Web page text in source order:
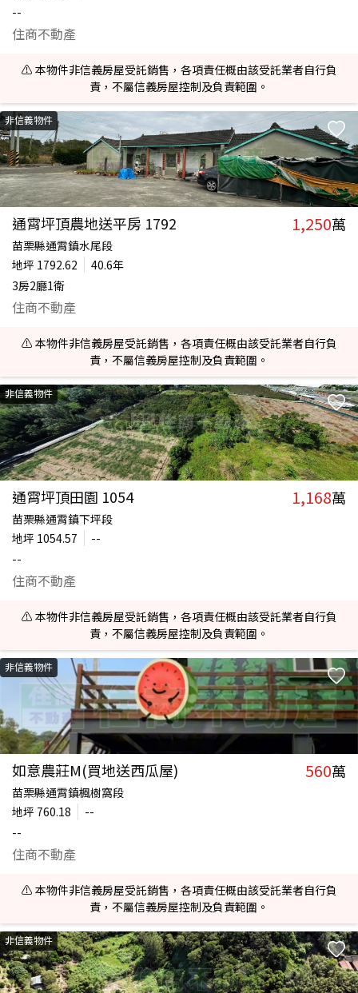
--
住商不動產
⚠️ 本物件非信義房屋受託銷售，各項責任概由該受託業者自行負
責，不屬信義房屋控制及負責範圍。
非信義物件
通霄坪頂農地送平房 1792 1,250萬
苗栗縣通霄鎮水尾段
地坪 1792.62
40.6年
3房2廳1衛
住商不動產
⚠️ 本物件非信義房屋受託銷售，各項責任概由該受託業者自行負
責，不屬信義房屋控制及負責範圍。
非信義物件
通霄坪頂田園 1054 1,168萬
苗栗縣通霄鎮下坪段
地坪 1054.57
--
--
住商不動產
⚠️ 本物件非信義房屋受託銷售，各項責任概由該受託業者自行負
責，不屬信義房屋控制及負責範圍。
非信義物件
如意農莊M(買地送西瓜屋) 560萬
苗栗縣通霄鎮楓樹窩段
地坪 760.18
--
--
住商不動產
⚠️ 本物件非信義房屋受託銷售，各項責任概由該受託業者自行負
責，不屬信義房屋控制及負責範圍。
非信義物件